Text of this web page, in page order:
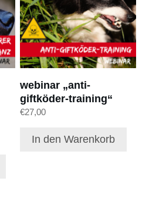
webinar „anti-
giftköder-training“
€27,00
In den Warenkorb